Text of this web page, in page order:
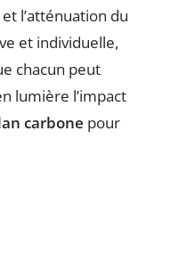
l’atténuation du
et individuelle,
chacun peut
lumière l’impact
carbone pour